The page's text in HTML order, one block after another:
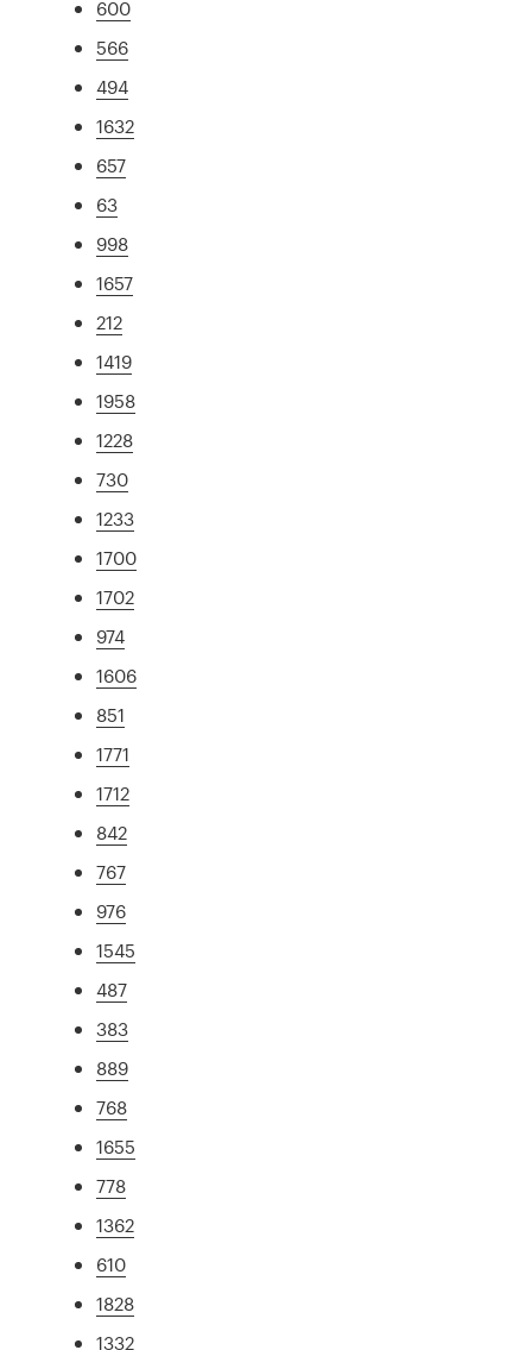
600
566
494
1632
657
63
998
1657
212
1419
1958
1228
730
1233
1700
1702
974
1606
851
1771
1712
842
767
976
1545
487
383
889
768
1655
778
1362
610
1828
1332